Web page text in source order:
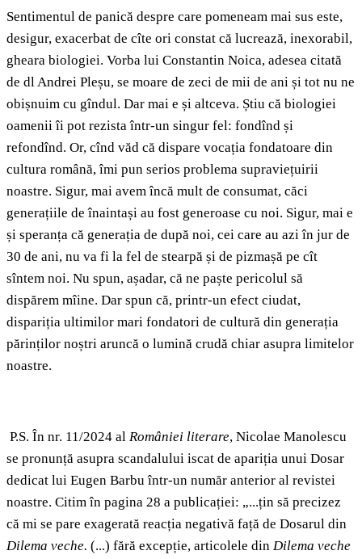
Sentimentul de panică despre care pomeneam mai sus este,
desigur, exacerbat de cîte ori constat că lucrează, inexorabil,
gheara biologiei. Vorba lui Constantin Noica, adesea citată
de dl Andrei Pleșu, se moare de zeci de mii de ani și tot nu ne
obișnuim cu gîndul. Dar mai e și altceva. Știu că biologiei
oamenii îi pot rezista într-un singur fel: fondînd și
refondînd. Or, cînd văd că dispare vocația fondatoare din
cultura română, îmi pun serios problema supraviețuirii
noastre. Sigur, mai avem încă mult de consumat, căci
generațiile de înaintași au fost generoase cu noi. Sigur, mai e
și speranța că generația de după noi, cei care au azi în jur de
30 de ani, nu va fi la fel de stearpă și de pizmașă pe cît
sîntem noi. Nu spun, așadar, că ne paște pericolul să
dispărem mîine. Dar spun că, printr-un efect ciudat,
dispariția ultimilor mari fondatori de cultură din generația
părinților noștri aruncă o lumină crudă chiar asupra limitelor
noastre.
P.S. În nr. 11/2024 al României literare, Nicolae Manolescu
se pronunță asupra scandalului iscat de apariția unui Dosar
dedicat lui Eugen Barbu într-un număr anterior al revistei
noastre. Citim în pagina 28 a publicației: „...țin să precizez
că mi se pare exagerată reacția negativă față de Dosarul din
Dilema veche. (...) fără excepție, articolele din Dilema veche